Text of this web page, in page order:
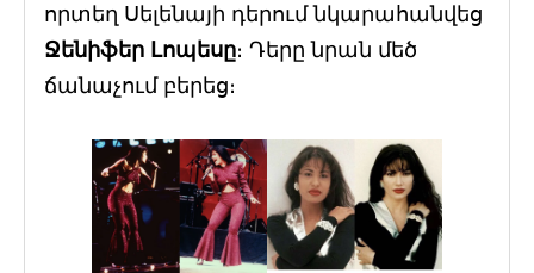
որտեղ Սելենայի դերում նկարահանվեց
Ջենիֆեր Լոպեսը։ Դերը նրան մեծ
ճանաչում բերեց։